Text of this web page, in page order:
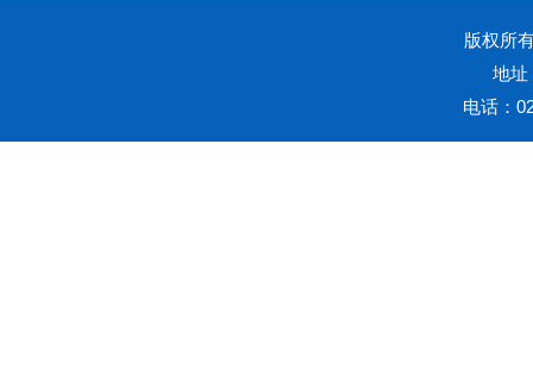
版权所
地址
电话：